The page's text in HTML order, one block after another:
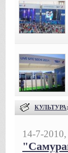
КУЛЬТУРА
14-7-